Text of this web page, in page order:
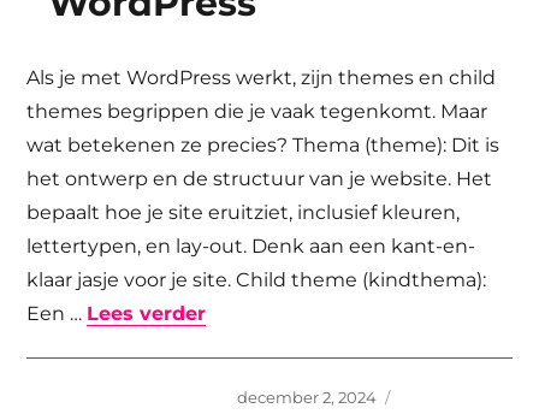
Als je met WordPress werkt, zijn themes en child
themes begrippen die je vaak tegenkomt. Maar
wat betekenen ze precies? Thema (theme): Dit is
het ontwerp en de structuur van je website. Het
bepaalt hoe je site eruitziet, inclusief kleuren,
lettertypen, en lay-out. Denk aan een kant-en-
klaar jasje voor je site. Child theme (kindthema):
Een … Lees verder“Alles wat je moet weten over
Geplaatst
december 2, 2024